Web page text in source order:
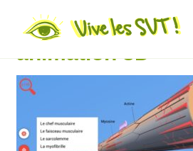
contraction
animation 3D